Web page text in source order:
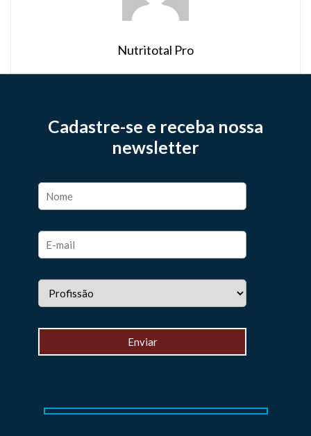
Nutritotal Pro
Cadastre-se e receba nossa
newsletter